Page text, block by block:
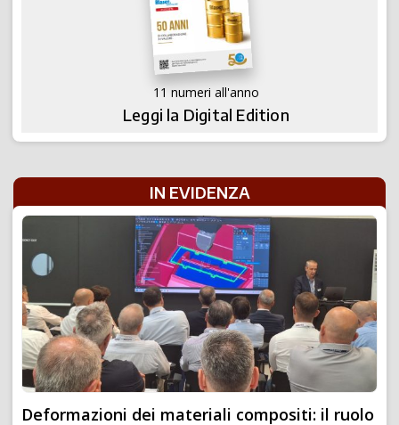
11 numeri all'anno
Leggi la Digital Edition
IN EVIDENZA
Deformazioni dei materiali compositi: il ruolo